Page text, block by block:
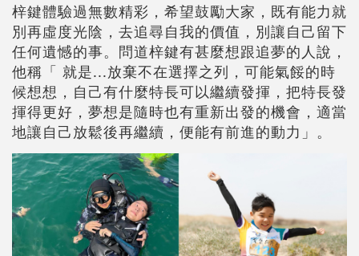
梓鍵體驗過無數精彩，希望鼓勵大家，既有能力就
別再虛度光陰，去追尋自我的價值，別讓自己留下
任何遺憾的事。問道梓鍵有甚麼想跟追夢的人說，
他稱「 就是...放棄不在選擇之列，可能氣餒的時
候想想，自己有什麼特長可以繼續發揮，把特長發
揮得更好，夢想是隨時也有重新出發的機會，適當
地讓自己放鬆後再繼續，便能有前進的動力」。